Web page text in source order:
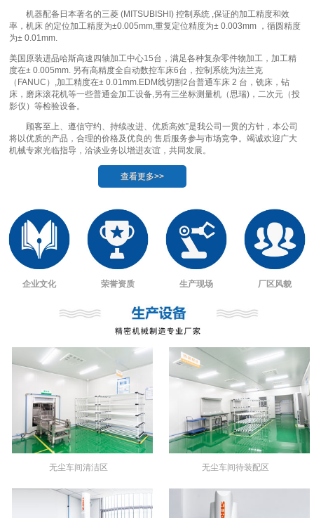
机器配备日本著名的三菱 (MITSUBISHI) 控制系统 ,保证的加工精度和效
率，机床 的定位加工精度为±0.005mm,重复定位精度为± 0.003mm ，循圆精度
为± 0.01mm.
美国原装进品哈斯高速四轴加工中心15台，满足各种复杂零件物加工，加工精
度在± 0.005mm. 另有高精度全自动数控车床6台，控制系统为法兰克
（FANUC）,加工精度在± 0.01mm.EDM线切割2台普通车床 2 台，铣床，钻
床，磨床滚花机等一些普通金加工设备,另有三坐标测量机（思瑞)，二次元（投
影仪）等检验设备。
顾客至上、遵信守约、持续改进、优质高效”是我公司一贯的方针，本公司
将以优质的产品，合理的价格及优良的 售后服务参与市场竞争。竭诚欢迎广大
机械专家光临指导，洽谈业务以增进友谊，共同发展。
查看更多>>
企业文化 荣誉资质 生产现场 厂区风貌
无尘车间清洁区 无尘车间待装配区